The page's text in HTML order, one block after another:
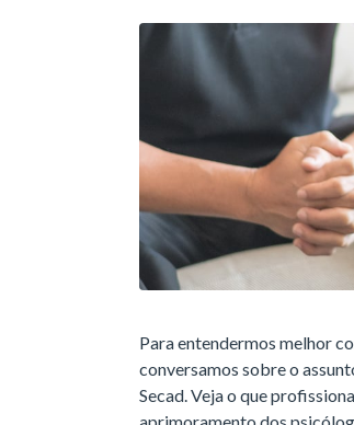
Para entendermos melhor
conversamos sobre o
Secad. Veja o que